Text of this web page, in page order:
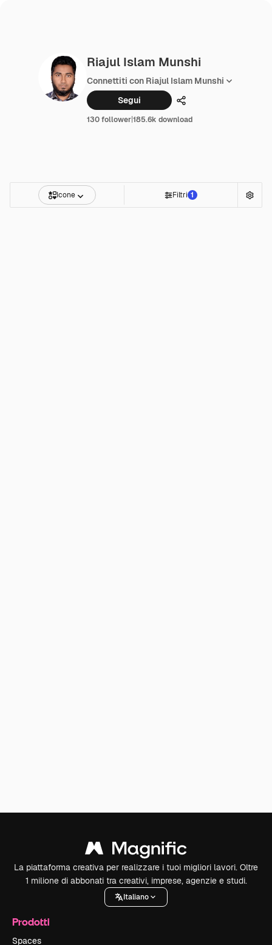
Riajul Islam Munshi
Connettiti con Riajul Islam Munshi
Segui
Condividi
130 follower|185.6k download
Icone Filtri 1
La piattaforma creativa per realizzare i tuoi migliori lavori. Oltre
1 milione di abbonati tra creativi, imprese, agenzie e studi.
Italiano
Prodotti
Spaces